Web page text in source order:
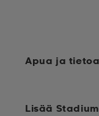
Apua ja tietoa
Lisää Stadium